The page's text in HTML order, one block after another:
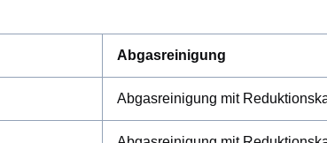
Abgasreinigung
Abgasreinigung mit